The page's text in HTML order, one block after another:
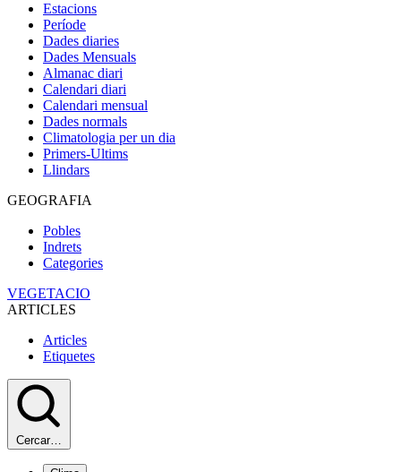
Estacions
Període
Dades diaries
Dades Mensuals
Almanac diari
Calendari diari
Calendari mensual
Dades normals
Climatologia per un dia
Primers-Ultims
Llindars
GEOGRAFIA
Pobles
Indrets
Categories
VEGETACIO
ARTICLES
Articles
Etiquetes
Cercar…